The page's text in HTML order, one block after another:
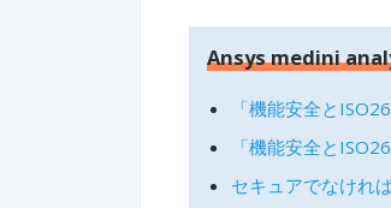
Ansys medini
「機能安全と
「機能安全と
セキュアでなけれ